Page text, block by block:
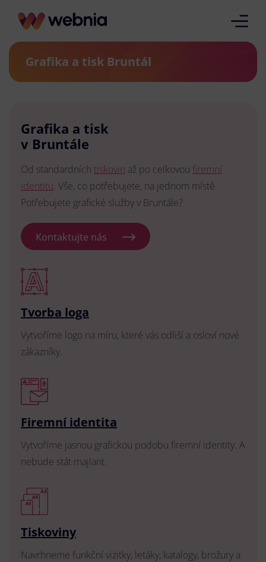
Grafika a tisk Bruntál
Grafika a tisk
v Bruntále
Od standardních tiskovin až po celkovou firemní
identitu. Vše, co potřebujete, na jednom místě.
Potřebujete grafické služby v Bruntále?
Kontaktujte nás
Tvorba loga
Vytvoříme logo na míru, které vás odliší a osloví nové
zákazníky.
Firemní identita
Vytvoříme jasnou grafickou podobu firemní identity. A
nebude stát majlant.
Tiskoviny
Navrhneme funkční vizitky, letáky, katalogy, brožury a